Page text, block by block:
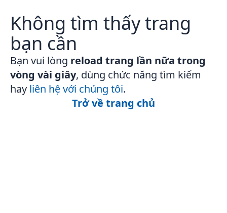
Không tìm thấy trang
bạn cần
Bạn vui lòng reload trang lần nữa trong
vòng vài giây, dùng chức năng tìm kiếm
hay liên hệ với chúng tôi.
Trở về trang chủ